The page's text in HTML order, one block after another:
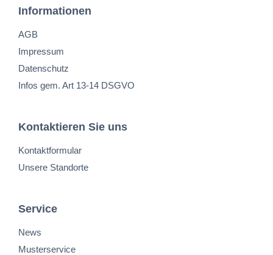
Informationen
AGB
Impressum
Datenschutz
Infos gem. Art 13-14 DSGVO
Kontaktieren Sie uns
Kontaktformular
Unsere Standorte
Service
News
Musterservice